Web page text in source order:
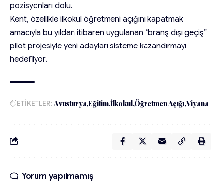
pozisyonları dolu.
Kent, özellikle ilkokul öğretmeni açığını kapatmak
amacıyla bu yıldan itibaren uygulanan “branş dışı geçiş”
pilot projesiyle yeni adayları sisteme kazandırmayı
hedefliyor.
ETİKETLER: Avusturya Eğitim İlkokul Öğretmen Açığı Viyana
Yorum yapılmamış